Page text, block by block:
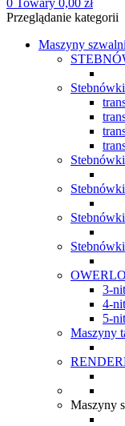
0 Towary 0,00 zł
Przeglądanie kategorii
Maszyny
3-
4-
5-
Maszyny
Maszyny